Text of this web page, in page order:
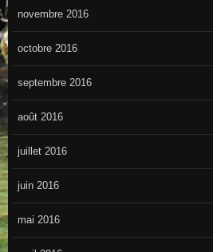
novembre 2016
octobre 2016
septembre 2016
août 2016
juillet 2016
juin 2016
mai 2016